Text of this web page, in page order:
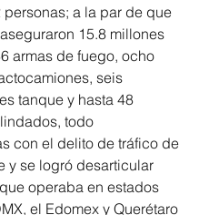
personas; a la par de que
15.8 millones
armas de fuego, ocho
seis
tanque y hasta 48
todo
con el delito de tráfico de
y se logró desarticular
operaba en estados
el Edomex y Querétaro